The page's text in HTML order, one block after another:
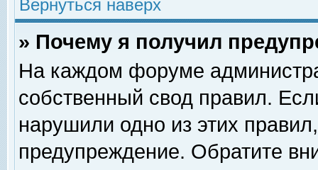
Вернуться наверх
» Почему я получил
На каждом форуме
собственный свод правил.
нарушили одно из этих
предупреждение. Обратите